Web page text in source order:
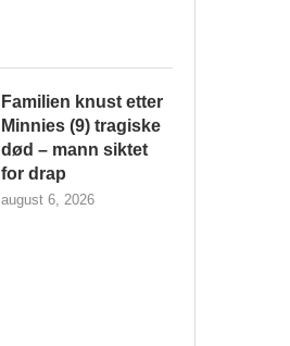
Familien knust etter
Minnies (9) tragiske
død – mann siktet
for drap
august 6, 2026